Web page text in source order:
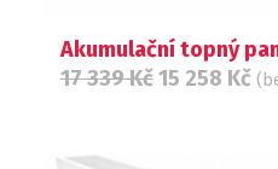
Akumulační topný
17 339Kč 15 258 Kč